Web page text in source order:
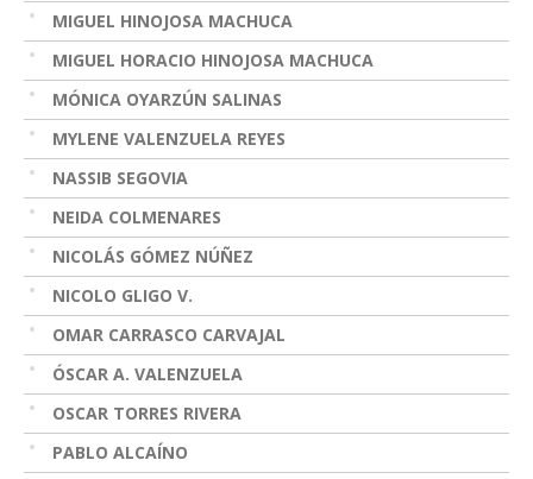
MIGUEL HINOJOSA MACHUCA
MIGUEL HORACIO HINOJOSA MACHUCA
MÓNICA OYARZÚN SALINAS
MYLENE VALENZUELA REYES
NASSIB SEGOVIA
NEIDA COLMENARES
NICOLÁS GÓMEZ NÚÑEZ
NICOLO GLIGO V.
OMAR CARRASCO CARVAJAL
ÓSCAR A. VALENZUELA
OSCAR TORRES RIVERA
PABLO ALCAÍNO